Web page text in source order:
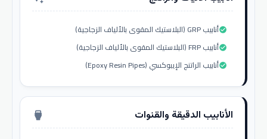
أنابيب GRP (البلاستيك المقوى بالألياف الزجاجية)check_circle
أنابيب FRP (البلاستيك المقوى بالألياف الزجاجية)check_circle
أنابيب الراتنج الإيبوكسي (Epoxy Resin Pipes)check_circle
الأنابيب الدقيقة والقنوات settings_input_hdmi